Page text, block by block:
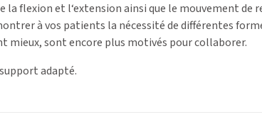
flexion et l‘extension ainsi que le mouvement de
à vos patients la nécessité de différentes
mieux, sont encore plus motivés pour collaborer.
adapté.